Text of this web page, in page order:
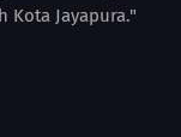
Kota Jayapura."